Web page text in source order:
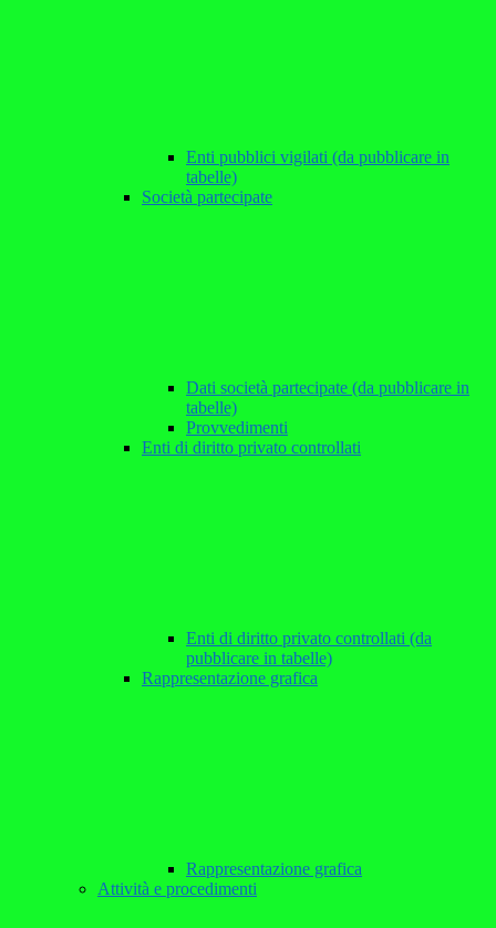
Enti pubblici vigilati (da pubblicare in
tabelle)
Società partecipate
Dati società partecipate (da pubblicare in
tabelle)
Provvedimenti
Enti di diritto privato controllati
Enti di diritto privato controllati (da
pubblicare in tabelle)
Rappresentazione grafica
Rappresentazione grafica
Attività e procedimenti